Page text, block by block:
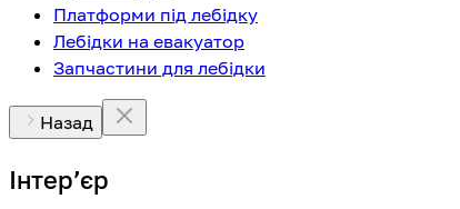
Платформи під лебідку
Лебідки на евакуатор
Запчастини для лебідки
Назад
Інтерʼєр